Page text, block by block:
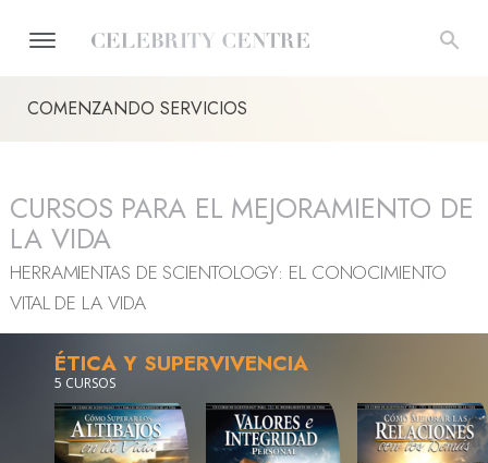
COMENZANDO SERVICIOS
CURSOS PARA EL MEJORAMIENTO DE
LA VIDA
HERRAMIENTAS DE SCIENTOLOGY: EL CONOCIMIENTO
VITAL DE LA VIDA
ÉTICA Y SUPERVIVENCIA
5 CURSOS